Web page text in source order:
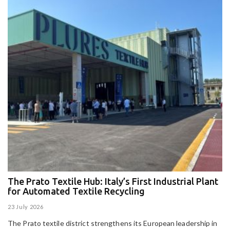
The Prato Textile Hub: Italy’s First Industrial Plant
for Automated Textile Recycling
23 July 2026
The Prato textile district strengthens its European leadership in